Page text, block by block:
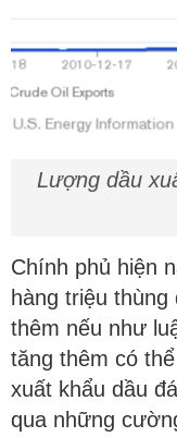
Lượng dầu
Chính phủ hiện
hàng triệu
thêm nếu như
tăng thêm có
xuất khẩu dầu
qua những